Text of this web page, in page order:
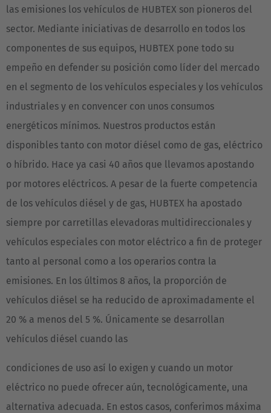
las emisiones los vehículos de HUBTEX son pioneros del
sector. Mediante iniciativas de desarrollo en todos los
componentes de sus equipos, HUBTEX pone todo su
empeño en defender su posición como líder del mercado
en el segmento de los vehículos especiales y los vehículos
industriales y en convencer con unos consumos
energéticos mínimos. Nuestros productos están
disponibles tanto con motor diésel como de gas, eléctrico
o híbrido. Hace ya casi 40 años que llevamos apostando
por motores eléctricos. A pesar de la fuerte competencia
de los vehículos diésel y de gas, HUBTEX ha apostado
siempre por carretillas elevadoras multidireccionales y
vehículos especiales con motor eléctrico a fin de proteger
tanto al personal como a los operarios contra la
emisiones. En los últimos 8 años, la proporción de
vehículos diésel se ha reducido de aproximadamente el
20 % a menos del 5 %. Únicamente se desarrollan
vehículos diésel cuando las
condiciones de uso así lo exigen y cuando un motor
eléctrico no puede ofrecer aún, tecnológicamente, una
alternativa adecuada. En estos casos, conferimos máxima